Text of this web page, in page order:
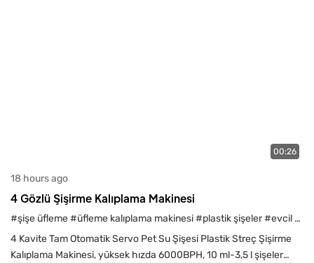
00:26
18 hours ago
4 Gözlü Şişirme Kalıplama Makinesi
#şişe üfleme#üfleme kalıplama makinesi#plastik şişeler#evcil hayvan su şişeleri
4 Kavite Tam Otomatik Servo Pet Su Şişesi Plastik Streç Şişirme
Kalıplama Makinesi, yüksek hızda 6000BPH, 10 ml-3,5 l şişeler